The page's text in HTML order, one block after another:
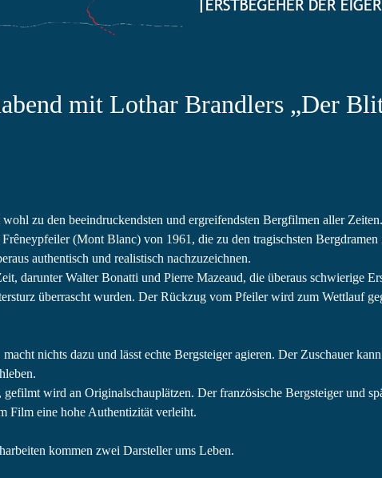
mit Lothar Brandlers „Der
zu den beeindruckendsten und ergreifendsten Bergfilmen aller Zeiten.
(Mont Blanc) von 1961, die zu den tragischsten
authentisch und realistisch nachzuzeichnen.
darunter Walter Bonatti und Pierre Mazeaud, die überaus schwierige
überrascht wurden. Der Rückzug vom Pfeiler wird zum Wettlauf
nichts dazu und lässt echte Bergsteiger agieren. Der Zuschauer
wird an Originalschauplätzen. Der französische Bergsteiger und
Film eine hohe Authentizität verleiht.
kommen zwei Darsteller ums Leben.